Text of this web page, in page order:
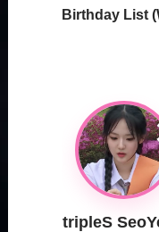
Birthday List
tripleS